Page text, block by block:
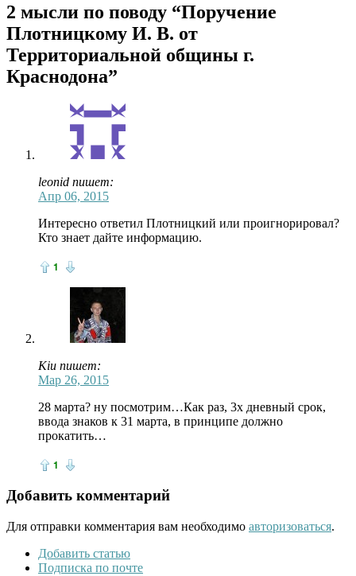
2 мысли по поводу “Поручение
Плотницкому И. В. от
Территориальной общины г.
Краснодона”
leonid пишет:
Апр 06, 2015
Интересно ответил Плотницкий или проигнорировал?
Кто знает дайте информацию.
1
Kiu пишет:
Мар 26, 2015
28 марта? ну посмотрим…Как раз, 3х дневный срок,
ввода знаков к 31 марта, в принципе должно
прокатить…
1
Добавить комментарий
Для отправки комментария вам необходимо авторизоваться.
Добавить статью
Подписка по почте